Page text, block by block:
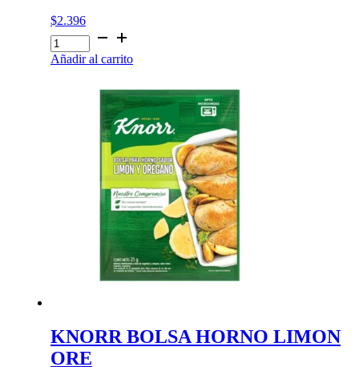
$2.396
KNORR
BOLSA
HORNO
HIERBAS
Añadir al carrito
KNORR BOLSA HORNO LIMON
ORE